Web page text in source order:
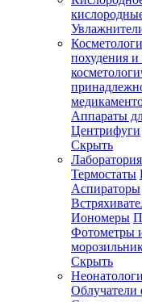
Зачем
регистрироваться?
Все
покупки
одном
месте
Личный
менеджер
Отслеживание
статуса
заказа
похудения и
Аппараты
Центрифуги
Скрыть
Лаборатория
Термостаты
Аспираторы
Иономеры
Фотометры
Скрыть
Облучатели